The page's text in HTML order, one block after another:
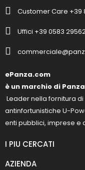
Customer Care +39
Uffici +39 0583
ePanza.com
è un marchio di
Leader nella fornitura
antinfortunistiche U-
enti pubblici, imprese e
I PIU CERCATI
AZIENDA